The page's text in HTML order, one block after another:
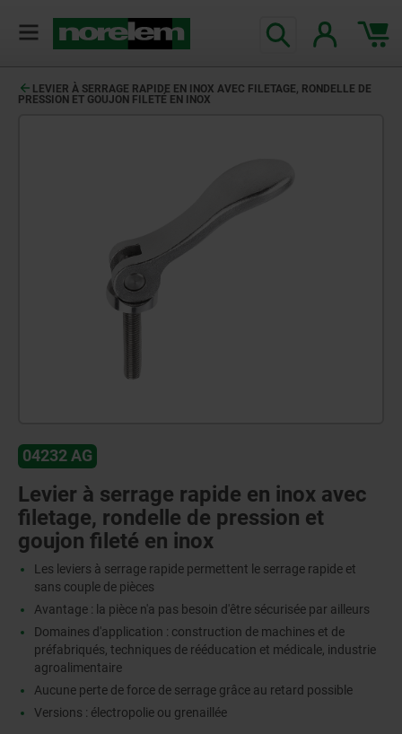
LEVIER À SERRAGE RAPIDE EN INOX AVEC FILETAGE, RONDELLE DE
PRESSION ET GOUJON FILETÉ EN INOX
04232 AG
Levier à serrage rapide en inox avec
filetage, rondelle de pression et
goujon fileté en inox
Les leviers à serrage rapide permettent le serrage rapide et
sans couple de pièces
Avantage : la pièce n'a pas besoin d'être sécurisée par ailleurs
Domaines d'application : construction de machines et de
préfabriqués, techniques de rééducation et médicale, industrie
agroalimentaire
Aucune perte de force de serrage grâce au retard possible
Versions : électropolie ou grenaillée